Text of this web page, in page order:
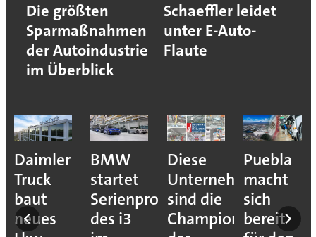
Die größten
Sparmaßnahmen
der Autoindustrie
im Überblick
Schaeffler leidet
unter E-Auto-
Flaute
Daimler
Truck
baut
neues
BMW
startet
Serienproduktion
des i3
Diese
Unternehmen
sind die
Champions
Puebla
macht
sich
bereit